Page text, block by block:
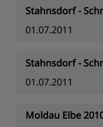
Stahnsdorf -
01.07.2011
Stahnsdorf -
01.07.2011
Moldau Elbe